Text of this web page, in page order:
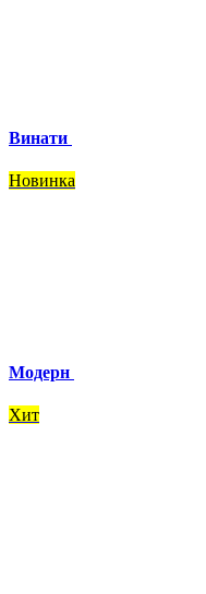
Винати
Новинка
Модерн
Хит